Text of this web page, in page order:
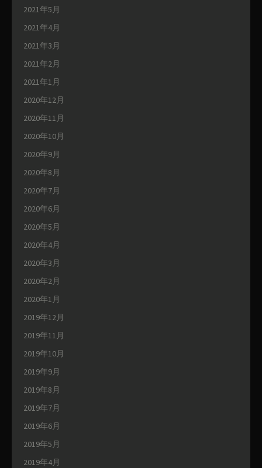
2021年5月
2021年4月
2021年3月
2021年2月
2021年1月
2020年12月
2020年11月
2020年10月
2020年9月
2020年8月
2020年7月
2020年6月
2020年5月
2020年4月
2020年3月
2020年2月
2020年1月
2019年12月
2019年11月
2019年10月
2019年9月
2019年8月
2019年7月
2019年6月
2019年5月
2019年4月